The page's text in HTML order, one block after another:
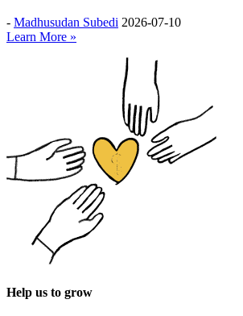
- Madhusudan Subedi 2026-07-10
Learn More »
Help us to grow